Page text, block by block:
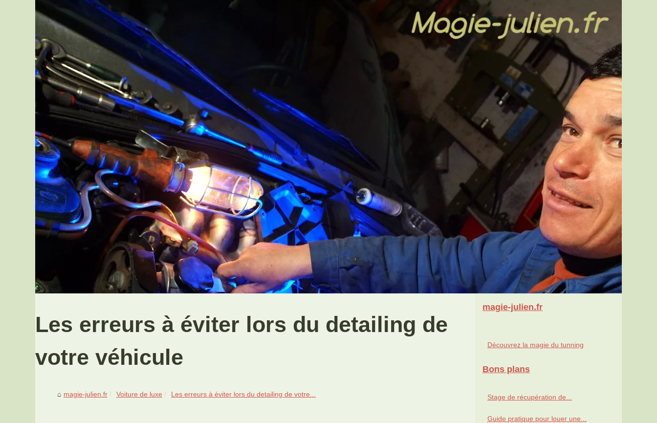
Les erreurs à éviter lors du detailing de
votre véhicule
magie-julien.fr Voiture de luxe Les erreurs à éviter lors du detailing de votre...
magie-julien.fr
Découvrez la magie du tunning
Bons plans
Stage de récupération de...
Guide pratique pour louer une...